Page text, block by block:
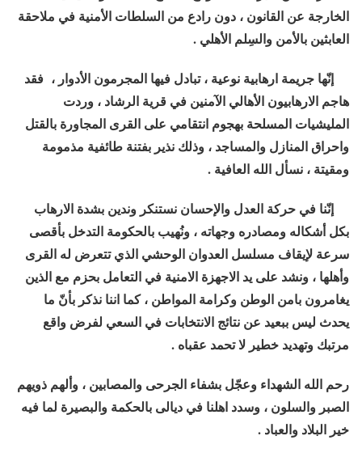
الخارجة عن القانون ، دون رادع من السلطات الأمنية في ملاحقة
العابثين بالأمن والسِلم الأهلي .
إنّها جريمة ارهابية نوعية ، تبادل فيها المجرمون الأدوار ، فقد
هاجم الارهابيون الأهالي الآمنين في قرية الرشاد ، وردت
المليشيات المسلحة بهجوم انتقامي على القرى المجاورة بالقتل
واحراق المنازل والمساجد ، وذلك نذير بفتنة طائفية مذمومة
ومقيتة ، نسأل الله العافية .
إنّنا في حركة العدل والإحسان نستنكر وندين بشدة الارهاب
بكل أشكاله ومصادره وجهاته ، ونُهيب بالحكومة التدخل بأقصى
سرعة لإيقاف مسلسل العدوان الوحشي الذي تتعرض له القرى
وأهلها ، ونشد على يد الاجهزة الامنية في التعامل بحزم مع الذين
يغامرون بامن الوطن وكرامة المواطن ، كما اننا نذكر بأنّ ما
يحدث ليس ببعيد عن نتائج الانتخابات في السعي لفرض واقع
مرتبك وتهديد خطير لا تحمد عقباه .
رحم الله الشهداء وعجّل بشفاء الجرحى والمصابين ، وألهم ذويهم
الصبر والسلون ، وسدد اهلنا في ديالى بالحكمة والبصيرة لما فيه
خير البلاد والعباد .